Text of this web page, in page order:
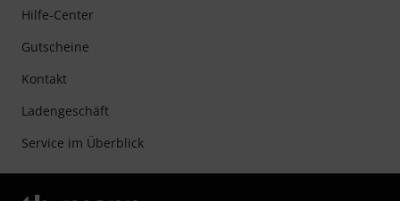
Hilfe-Center
Gutscheine
Kontakt
Ladengeschäft
Service im Überblick